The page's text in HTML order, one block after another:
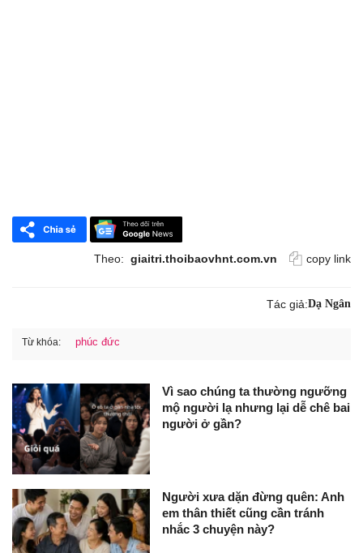
Theo: giaitri.thoibaovhnt.com.vn copy link
Tác giả:Dạ Ngân
Từ khóa: phúc đức
Vì sao chúng ta thường ngưỡng
mộ người lạ nhưng lại dễ chê bai
người ở gần?
Người xưa dặn đừng quên: Anh
em thân thiết cũng cần tránh
nhắc 3 chuyện này?